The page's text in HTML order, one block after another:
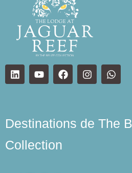
Destinations de The
Collection